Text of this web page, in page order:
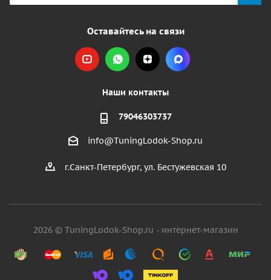
Оставайтесь на связи
Наши контакты
79046303737
info@TuningLodok-Shop.ru
г.Санкт-Петербург, ул. Бестужевская 10
2026 © TuningLodok-Shop.ru - интернет-магазин